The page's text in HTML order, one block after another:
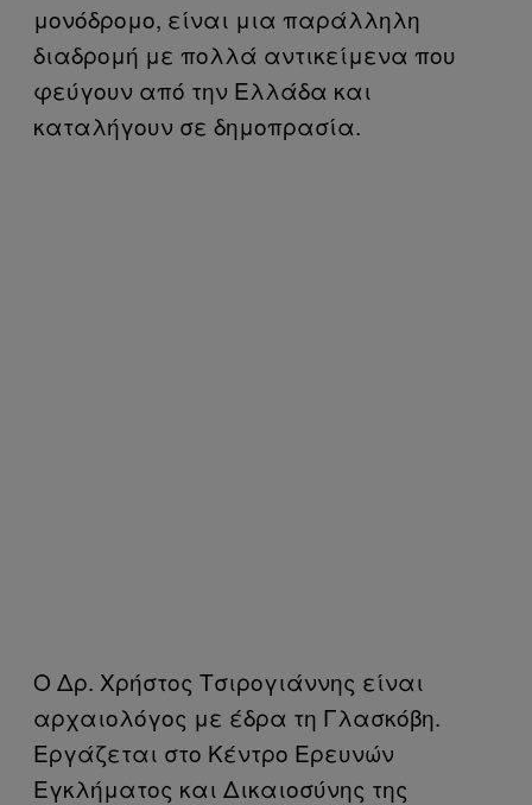
μονόδρομο, είναι μια παράλληλη
διαδρομή με πολλά αντικείμενα που
φεύγουν από την Ελλάδα και
καταλήγουν σε δημοπρασία.
Ο Δρ. Χρήστος Τσιρογιάννης είναι
αρχαιολόγος με έδρα τη Γλασκόβη.
Εργάζεται στο Κέντρο Ερευνών
Εγκλήματος και Δικαιοσύνης της